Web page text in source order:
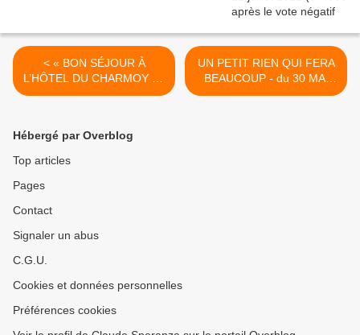
< « BON SÉJOUR À
L’HÔTEL DU CHARMOY ! »
(Suite) - du 28 MAI 2016
UN PETIT RIEN QUI FERA
BEAUCOUP - du 30 MAI
2016 (J+2721 après le vote
Hébergé par Overblog
Top articles
Pages
Contact
Signaler un abus
C.G.U.
Cookies et données personnelles
Préférences cookies